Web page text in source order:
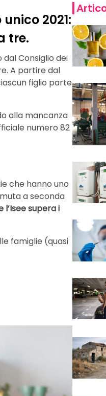
2021:
tre.
Consiglio dei
A partire dal
figlio parte
alla mancanza
numero 82
che hanno uno
a seconda
l’Isee supera i
famiglie (quasi